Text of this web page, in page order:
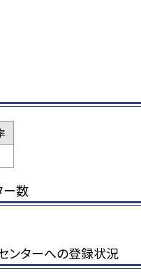
ー数
ンターへの登録状況